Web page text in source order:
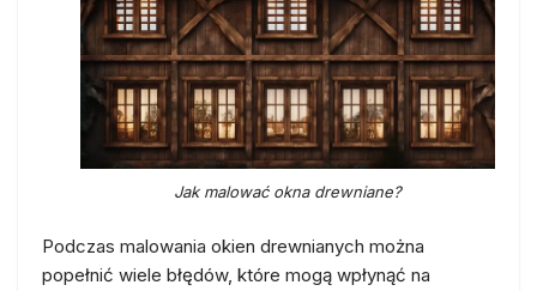
Jak malować okna drewniane?
Podczas malowania okien drewnianych można
popełnić wiele błędów, które mogą wpłynąć na